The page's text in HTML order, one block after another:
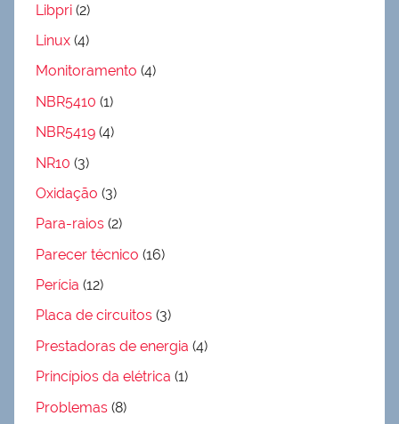
Libpri (2)
Linux (4)
Monitoramento (4)
NBR5410 (1)
NBR5419 (4)
NR10 (3)
Oxidação (3)
Para-raios (2)
Parecer técnico (16)
Perícia (12)
Placa de circuitos (3)
Prestadoras de energia (4)
Princípios da elétrica (1)
Problemas (8)